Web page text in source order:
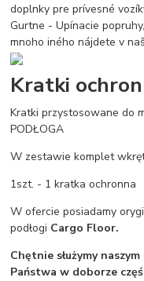
doplnky pre prívesné
Gurtne - Upínacie
mnoho iného nájdete v
Kratki
Kratki przystosowane do
PODŁOGA
W zestawie komplet
1szt. - 1 kratka ochronna
W ofercie posiadamy
podłogi Cargo Floor.
Chętnie służymy
Państwa w doborze